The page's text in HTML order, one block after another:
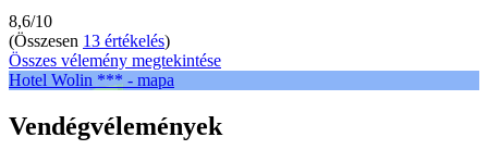
8,6/10
(Összesen 13 értékelés)
Összes vélemény megtekintése
Hotel Wolin *** - mapa
Vendégvélemények